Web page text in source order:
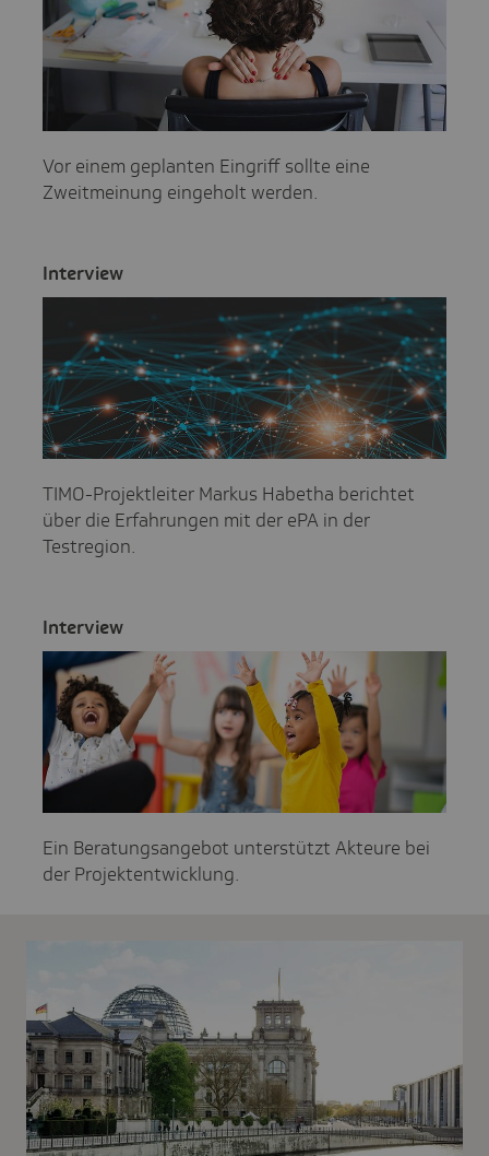
Vor einem geplanten Eingriff sollte eine
Zweitmeinung eingeholt werden.
Inter­view
TIMO-Projektleiter Markus Habetha berichtet
über die Erfahrungen mit der ePA in der
Testregion.
Inter­view
Ein Beratungsangebot unterstützt Akteure bei
der Projektentwicklung.